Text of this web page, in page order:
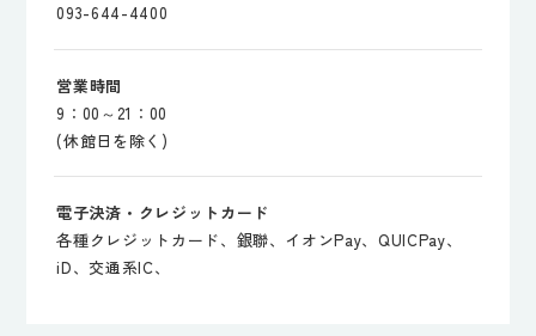
093-644-4400
営業時間
9：00～21：00
(休館日を除く)
電子決済・クレジットカード
各種クレジットカード、銀聯、イオンPay、QUICPay、
iD、交通系IC、